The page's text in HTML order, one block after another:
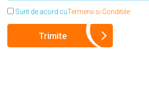
Sunt de acord cuTermenii si Conditiile